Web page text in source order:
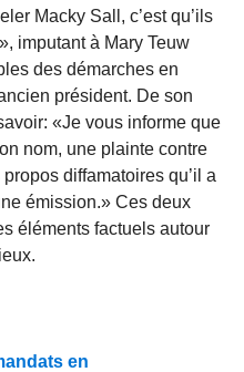
Macky Sall, c’est qu’ils
imputant à Mary Teuw
des démarches en
président. De son
«Je vous informe que
nom, une plainte contre
diffamatoires qu’il a
émission.» Ces deux
éléments factuels autour
en